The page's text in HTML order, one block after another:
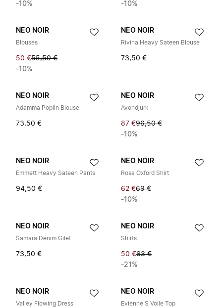
-10%
-10%
NEO NOIR
Blouses
50 €55,50 €
-10%
NEO NOIR
Rivina Heavy Sateen Blouse
73,50 €
NEO NOIR
Adamma Poplin Blouse
73,50 €
NEO NOIR
Avondjurk
87 €96,50 €
-10%
NEO NOIR
Emmett Heavy Sateen Pants
94,50 €
NEO NOIR
Rosa Oxford Shirt
62 €69 €
-10%
NEO NOIR
Samara Denim Gilet
73,50 €
NEO NOIR
Shirts
50 €63 €
-21%
NEO NOIR
Valley Flowing Dress
NEO NOIR
Evienne S Voile Top